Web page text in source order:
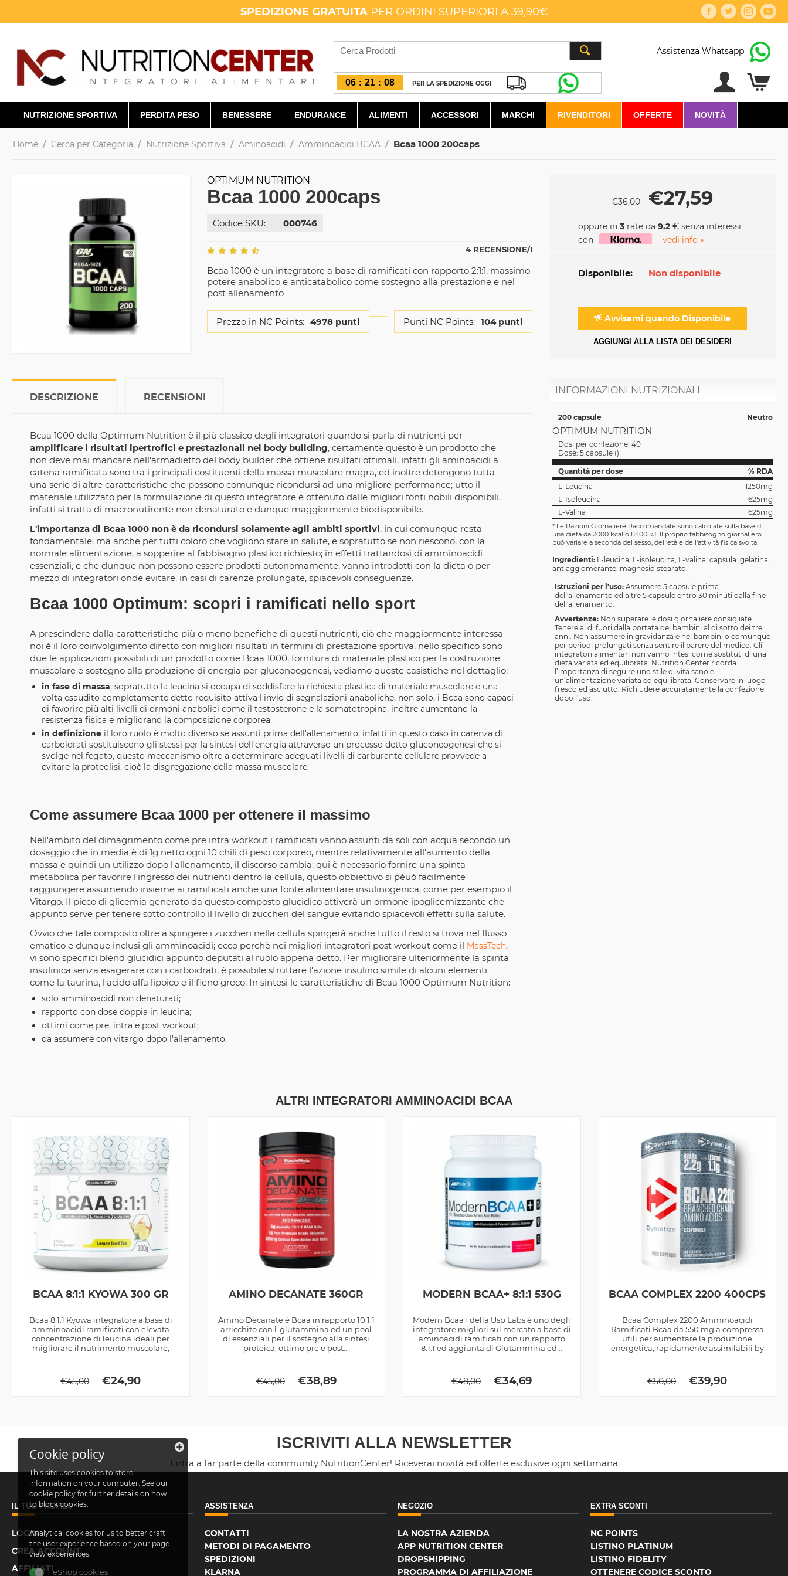
SPEDIZIONE GRATUITA PER ORDINI SUPERIORI A 39,90€
06 : 21 : 06 PER LA SPEDIZIONE OGGI
Assistenza Whatsapp
NUTRIZIONE SPORTIVA PERDITA PESO BENESSERE ENDURANCE ALIMENTI ACCESSORI MARCHI RIVENDITORI OFFERTE NOVITÀ
Home / Cerca per Categoria / Nutrizione Sportiva / Aminoacidi / Amminoacidi BCAA / Bcaa 1000 200caps
OPTIMUM NUTRITION
Bcaa 1000 200caps
Codice SKU: 000746
4 RECENSIONE/I
Bcaa 1000 è un integratore a base di ramificati con rapporto 2:1:1, massimo
potere anabolico e anticatabolico come sostegno alla prestazione e nel
post allenamento
Prezzo in NC Points: 4978 punti Punti NC Points: 104 punti
€36,00 €27,59
oppure in 3rate da 9.2€ senza interessi
con
vedi info »
Disponibile: Non disponibile
Avvisami quando Disponibile
AGGIUNGI ALLA LISTA DEI DESIDERI
DESCRIZIONE RECENSIONI
Bcaa 1000 della Optimum Nutrition è il più classico degli integratori quando si parla di nutrienti per
amplificare i risultati ipertrofici e prestazionali nel body building, certamente questo è un prodotto che
non deve mai mancare nell'armadietto del body builder che ottiene risultati ottimali, infatti gli aminoacidi a
catena ramificata sono tra i principali costituenti della massa muscolare magra, ed inoltre detengono tutta
una serie di altre caratteristiche che possono comunque ricondursi ad una migliore performance; utto il
materiale utilizzato per la formulazione di questo integratore è ottenuto dalle migliori fonti nobili disponibili,
infatti si tratta di macronutirente non denaturato e dunque maggiormente biodisponibile.
L'importanza di Bcaa 1000 non è da ricondursi solamente agli ambiti sportivi, in cui comunque resta
fondamentale, ma anche per tutti coloro che vogliono stare in salute, e sopratutto se non riescono, con la
normale alimentazione, a sopperire al fabbisogno plastico richiesto; in effetti trattandosi di amminoacidi
essenziali, e che dunque non possono essere prodotti autonomamente, vanno introdotti con la dieta o per
mezzo di integratori onde evitare, in casi di carenze prolungate, spiacevoli conseguenze.
Bcaa 1000 Optimum: scopri i ramificati nello sport
A prescindere dalla caratteristiche più o meno benefiche di questi nutrienti, ciò che maggiormente interessa
noi è il loro coinvolgimento diretto con migliori risultati in termini di prestazione sportiva, nello specifico sono
due le applicazioni possibili di un prodotto come Bcaa 1000, fornitura di materiale plastico per la costruzione
muscolare e sostegno alla produzione di energia per gluconeogenesi, vediamo queste casistiche nel dettaglio:
in fase di massa, sopratutto la leucina si occupa di soddisfare la richiesta plastica di materiale muscolare e una
volta esaudito completamente detto requisito attiva l'invio di segnalazioni anaboliche, non solo, i Bcaa sono capaci
di favorire più alti livelli di ormoni anabolici come il testosterone e la somatotropina, inoltre aumentano la
resistenza fisica e migliorano la composizione corporea;
in definizione il loro ruolo è molto diverso se assunti prima dell'allenamento, infatti in questo caso in carenza di
carboidrati sostituiscono gli stessi per la sintesi dell'energia attraverso un processo detto gluconeogenesi che si
svolge nel fegato, questo meccanismo oltre a determinare adeguati livelli di carburante cellulare provvede a
evitare la proteolisi, cioè la disgregazione della massa muscolare.
Come assumere Bcaa 1000 per ottenere il massimo
Nell'ambito del dimagrimento come pre intra workout i ramificati vanno assunti da soli con acqua secondo un
dosaggio che in media è di 1g netto ogni 10 chili di peso corporeo, mentre relativamente all'aumento della
massa e quindi un utilizzo dopo l'allenamento, il discorso cambia; qui è necessario fornire una spinta
metabolica per favorire l'ingresso dei nutrienti dentro la cellula, questo obbiettivo si pèuò facilmente
raggiungere assumendo insieme ai ramificati anche una fonte alimentare insulinogenica, come per esempio il
Vitargo. Il picco di glicemia generato da questo composto glucidico attiverà un ormone ipoglicemizzante che
appunto serve per tenere sotto controllo il livello di zuccheri del sangue evitando spiacevoli effetti sulla salute.
Ovvio che tale composto oltre a spingere i zuccheri nella cellula spingerà anche tutto il resto si trova nel flusso
ematico e dunque inclusi gli amminoacidi; ecco perchè nei migliori integratori post workout come il MassTech,
vi sono specifici blend glucidici appunto deputati al ruolo appena detto. Per migliorare ulteriormente la spinta
insulinica senza esagerare con i carboidrati, è possibile sfruttare l'azione insulino simile di alcuni elementi
come la taurina, l'acido alfa lipoico e il fieno greco. In sintesi le caratteristiche di Bcaa 1000 Optimum Nutrition:
solo amminoacidi non denaturati;
rapporto con dose doppia in leucina;
ottimi come pre, intra e post workout;
da assumere con vitargo dopo l'allenamento.
INFORMAZIONI NUTRIZIONALI
200 capsule Neutro
OPTIMUM NUTRITION
Dosi per confezione: 40
Dose: 5 capsule()
Quantità per dose
% RDA
L-Leucina
1250mg
L-Isoleucina
625mg
L-Valina
625mg
*Le Razioni Giornaliere Raccomandate sono calcolate sulla base di
una dieta da 2000 kcal o 8400 kJ. Il proprio fabbisogno giornaliero
può variare a seconda del sesso, dell'età e dell'attività fisica svolta.
Ingredienti: L-leucina, L-isoleucina, L-valina; capsula: gelatina;
antiagglomerante: magnesio stearato.
Istruzioni per l'uso: Assumere 5 capsule prima
dell'allenamento ed altre 5 capsule entro 30 minuti dalla fine
dell'allenamento.
Avvertenze: Non superare le dosi giornaliere consigliate.
Tenere al di fuori dalla portata dei bambini al di sotto dei tre
anni. Non assumere in gravidanza e nei bambini o comunque
per periodi prolungati senza sentire il parere del medico. Gli
integratori alimentari non vanno intesi come sostituti di una
dieta variata ed equilibrata. Nutrition Center ricorda
l’importanza di seguire uno stile di vita sano e
un’alimentazione variata ed equilibrata. Conservare in luogo
fresco ed asciutto. Richiudere accuratamente la confezione
dopo l'uso.
ALTRI INTEGRATORI AMMINOACIDI BCAA
BCAA 8:1:1 KYOWA 300 GR
Bcaa 8:1:1 Kyowa integratore a base di
amminoacidi ramificati con elevata
concentrazione di leucina ideali per
migliorare il nutrimento muscolare,
€45,00 €24,90
AMINO DECANATE 360GR
Amino Decanate è Bcaa in rapporto 10:1:1
arricchito con l-glutammina ed un pool
di essenziali per il sostegno alla sintesi
proteica, ottimo pre e post...
€45,00 €38,89
MODERN BCAA+ 8:1:1 530G
Modern Bcaa+ della Usp Labs è uno degli
integratore migliori sul mercato a base di
aminoacidi ramificati con un rapporto
8:1:1 ed aggiunta di Glutammina ed...
€48,00 €34,69
BCAA COMPLEX 2200 400CPS
Bcaa Complex 2200 Amminoacidi
Ramificati Bcaa da 550 mg a compressa
utili per aumentare la produzione
energetica, rapidamente assimilabili by
€50,00 €39,90
ISCRIVITI ALLA NEWSLETTER
Entra a far parte della community NutritionCenter! Riceverai novità ed offerte esclusive ogni settimana
IL TUO PROFILO
LOGIN
CREA ACCOUNT
AFFILIATI
ASSISTENZA
CONTATTI
METODI DI PAGAMENTO
SPEDIZIONI
KLARNA
NEGOZIO
LA NOSTRA AZIENDA
APP NUTRITION CENTER
DROPSHIPPING
PROGRAMMA DI AFFILIAZIONE
EXTRA SCONTI
NC POINTS
LISTINO PLATINUM
LISTINO FIDELITY
OTTENERE CODICE SCONTO
Cookie policy
This site uses cookies to store
information on your computer. See our
cookie policy for further details on how
to block cookies.
Analytical cookies for us to better craft
the user experience based on your page
view experiences.
eShop cookies